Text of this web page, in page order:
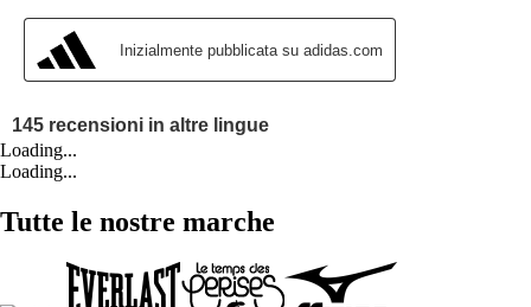
Loading...
Loading...
Tutte le nostre marche